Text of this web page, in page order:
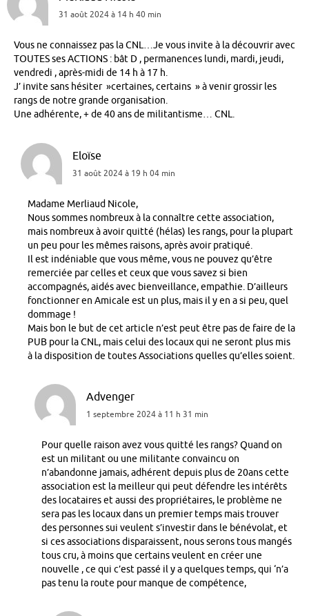
31 août 2024 à 14 h 40 min
Vous ne connaissez pas la CNL…Je vous invite à la découvrir avec
TOUTES ses ACTIONS : bât D , permanences lundi, mardi, jeudi,
vendredi , après-midi de 14 h à 17 h.
J’ invite sans hésiter »certaines, certains » à venir grossir les
rangs de notre grande organisation.
Une adhérente, + de 40 ans de militantisme… CNL.
Eloïse
31 août 2024 à 19 h 04 min
Madame Merliaud Nicole,
Nous sommes nombreux à la connaître cette association,
mais nombreux à avoir quitté (hélas) les rangs, pour la plupart
un peu pour les mêmes raisons, après avoir pratiqué.
Il est indéniable que vous même, vous ne pouvez qu’être
remerciée par celles et ceux que vous savez si bien
accompagnés, aidés avec bienveillance, empathie. D’ailleurs
fonctionner en Amicale est un plus, mais il y en a si peu, quel
dommage !
Mais bon le but de cet article n’est peut être pas de faire de la
PUB pour la CNL, mais celui des locaux qui ne seront plus mis
à la disposition de toutes Associations quelles qu’elles soient.
Advenger
1 septembre 2024 à 11 h 31 min
Pour quelle raison avez vous quitté les rangs? Quand on
est un militant ou une militante convaincu on
n’abandonne jamais, adhérent depuis plus de 20ans cette
association est la meilleur qui peut défendre les intérêts
des locataires et aussi des propriétaires, le problème ne
sera pas les locaux dans un premier temps mais trouver
des personnes sui veulent s’investir dans le bénévolat, et
si ces associations disparaissent, nous serons tous mangés
tous cru, à moins que certains veulent en créer une
nouvelle , ce qui c’est passé il y a quelques temps, qui ‘n’a
pas tenu la route pour manque de compétence,